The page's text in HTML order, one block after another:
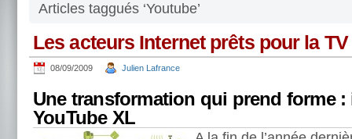
Articles taggués ‘Youtube’
Les acteurs Internet prêts pour la
08/09/2009 Julien Lafrance
Une transformation qui prend forme
YouTube XL